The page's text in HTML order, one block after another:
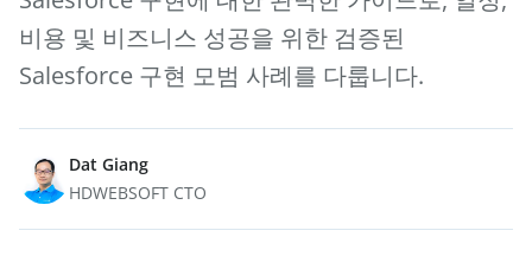
비용 및 비즈니스 성공을 위한 검증된
Salesforce 구현 모범 사례를 다룹니다.
Dat Giang
HDWEBSOFT CTO